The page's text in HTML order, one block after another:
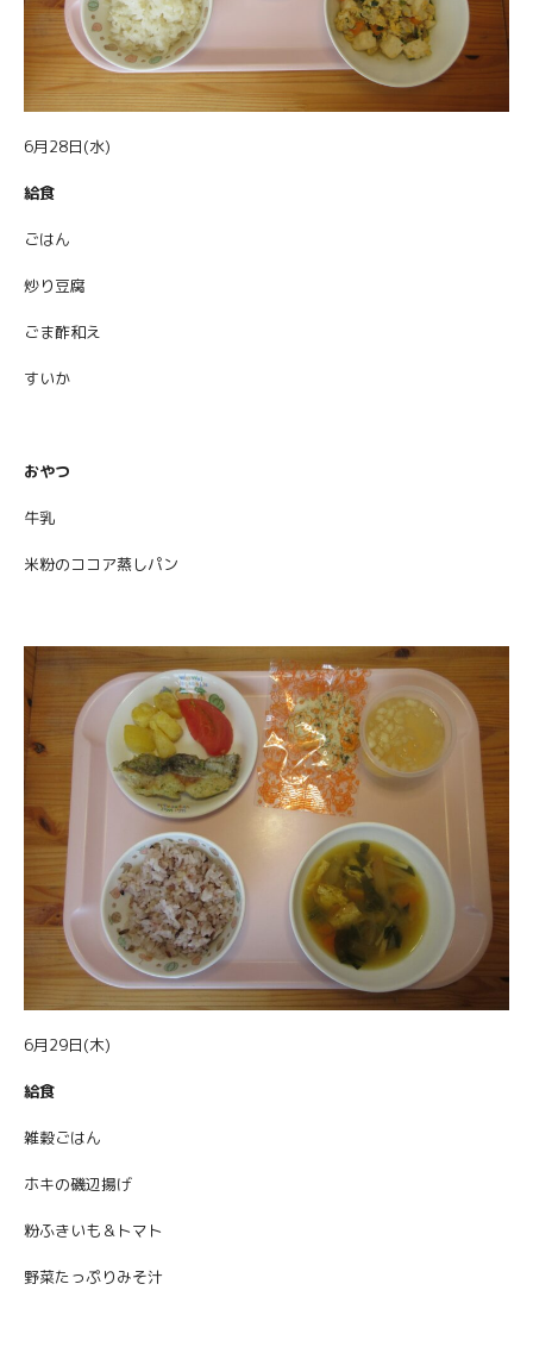
6月28日(水)
給食
ごはん
炒り豆腐
ごま酢和え
すいか
おやつ
牛乳
米粉のココア蒸しパン
6月29日(木)
給食
雑穀ごはん
ホキの磯辺揚げ
粉ふきいも＆トマト
野菜たっぷりみそ汁